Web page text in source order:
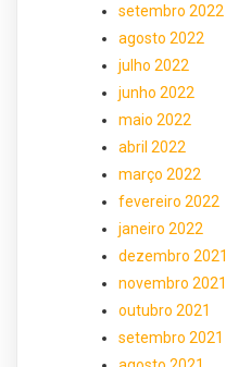
setembro 2022
agosto 2022
julho 2022
junho 2022
maio 2022
abril 2022
março 2022
fevereiro 2022
janeiro 2022
dezembro 2021
novembro 2021
outubro 2021
setembro 2021